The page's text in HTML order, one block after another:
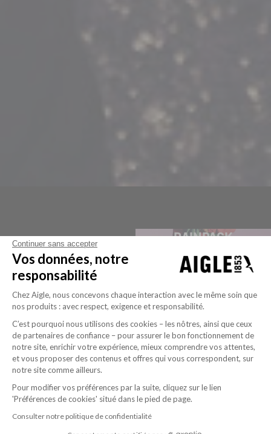
RAINPACK
RAINPACK DOG
RAINPACK WARM
Continuer sans accepter
Vos données, notre
responsabilité
Chez Aigle, nous concevons chaque interaction avec le même soin que
nos produits : avec respect, exigence et responsabilité.
C’est pourquoi nous utilisons des cookies – les nôtres, ainsi que ceux
de partenaires de confiance – pour assurer le bon fonctionnement de
notre site, enrichir votre expérience, mieux comprendre vos attentes,
et vous proposer des contenus et offres qui vous correspondent, sur
notre site comme ailleurs.
Pour modifier vos préférences par la suite, cliquez sur le lien
'Préférences de cookies' situé dans le pied de page.
Consulter notre politique de confidentialité